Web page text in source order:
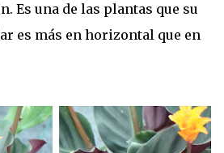
Es una de las plantas que su
es más en horizontal que en